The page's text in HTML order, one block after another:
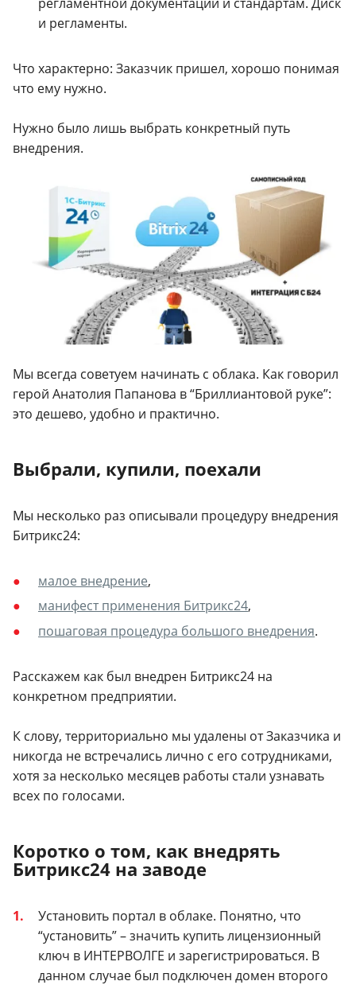
и регламенты.
Что характерно: Заказчик пришел, хорошо понимая
что ему нужно.
Нужно было лишь выбрать конкретный путь
внедрения.
Мы всегда советуем начинать с облака. Как говорил
герой Анатолия Папанова в “Бриллиантовой руке”:
это дешево, удобно и практично.
Выбрали, купили, поехали
Мы несколько раз описывали процедуру внедрения
Битрикс24:
малое внедрение,
манифест применения Битрикс24,
пошаговая процедура большого внедрения.
Расскажем как был внедрен Битрикс24 на
конкретном предприятии.
К слову, территориально мы удалены от Заказчика и
никогда не встречались лично с его сотрудниками,
хотя за несколько месяцев работы стали узнавать
всех по голосами.
Коротко о том, как внедрять
Битрикс24 на заводе
Установить портал в облаке. Понятно, что
“установить” – значить купить лицензионный
ключ в ИНТЕРВОЛГЕ и зарегистрироваться. В
данном случае был подключен домен второго